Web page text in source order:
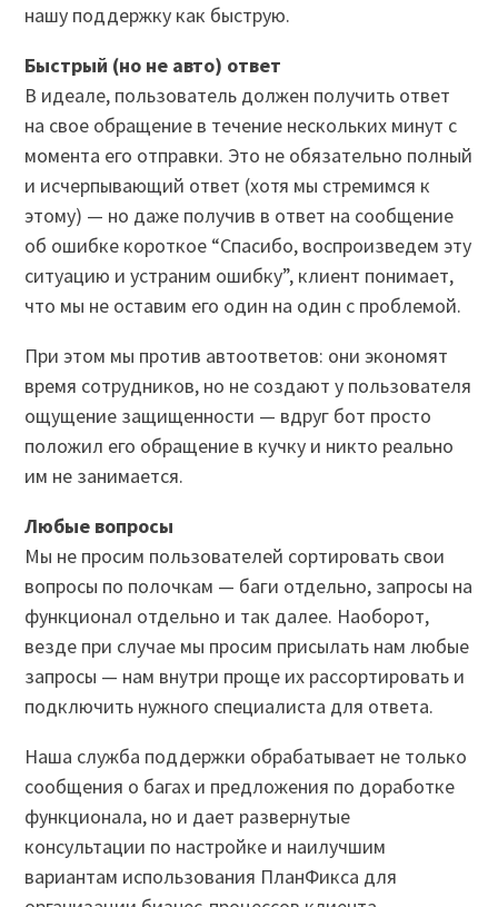
нашу поддержку как быструю.
Быстрый (но не авто) ответ
В идеале, пользователь должен получить ответ
на свое обращение в течение нескольких минут с
момента его отправки. Это не обязательно полный
и исчерпывающий ответ (хотя мы стремимся к
этому) — но даже получив в ответ на сообщение
об ошибке короткое “Спасибо, воспроизведем эту
ситуацию и устраним ошибку”, клиент понимает,
что мы не оставим его один на один с проблемой.
При этом мы против автоответов: они экономят
время сотрудников, но не создают у пользователя
ощущение защищенности — вдруг бот просто
положил его обращение в кучку и никто реально
им не занимается.
Любые вопросы
Мы не просим пользователей сортировать свои
вопросы по полочкам — баги отдельно, запросы на
функционал отдельно и так далее. Наоборот,
везде при случае мы просим присылать нам любые
запросы — нам внутри проще их рассортировать и
подключить нужного специалиста для ответа.
Наша служба поддержки обрабатывает не только
сообщения о багах и предложения по доработке
функционала, но и дает развернутые
консультации по настройке и наилучшим
вариантам использования ПланФикса для